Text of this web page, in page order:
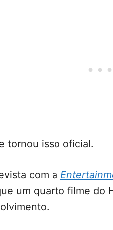
tornou isso oficial.
com a
um quarto filme do